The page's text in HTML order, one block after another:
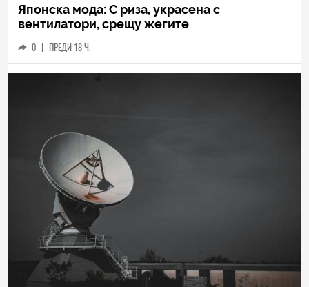
Японска мода: С риза, украсена с
вентилатори, срещу жегите
0 | ПРЕДИ 18 Ч.